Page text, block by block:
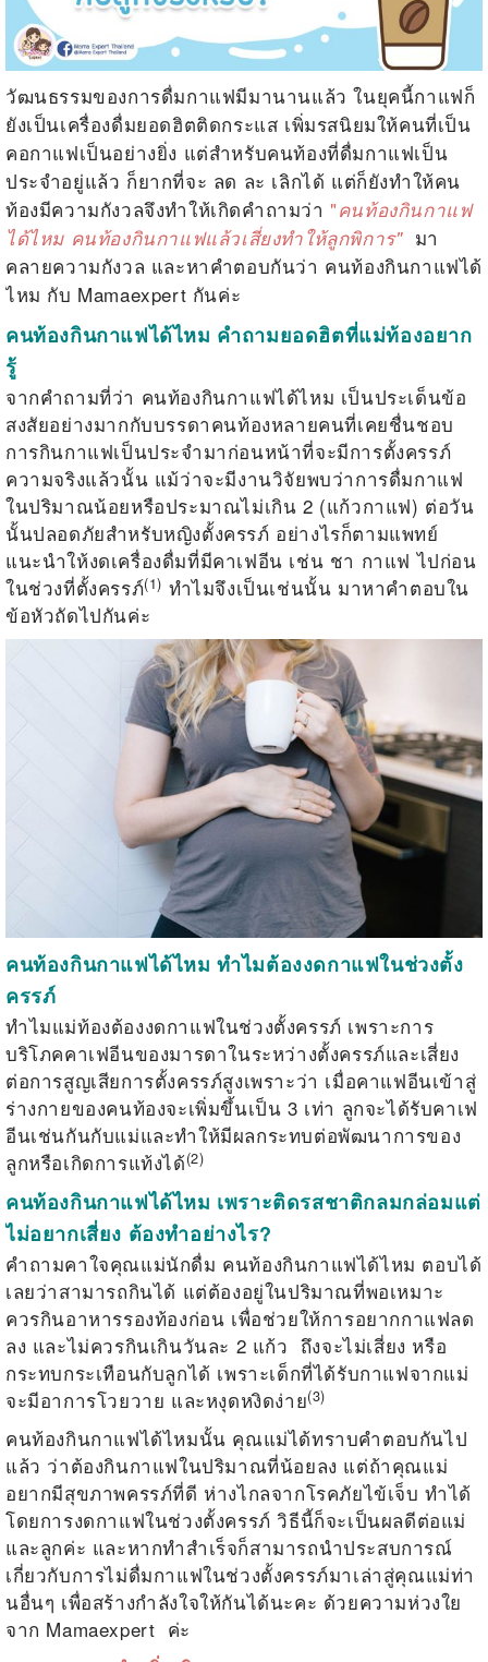
วัฒนธรรมของการดื่มกาแฟมีมานานแล้ว ในยุคนี้กาแฟก็
ยังเป็นเครื่องดื่มยอดฮิตติดกระแส เพิ่มรสนิยมให้คนที่เป็น
คอกาแฟเป็นอย่างยิ่ง แต่สำหรับคนท้องที่ดื่มกาแฟเป็น
ประจำอยู่แล้ว ก็ยากที่จะ ลด ละ เลิกได้ แต่ก็ยังทำให้คน
ท้องมีความกังวลจึงทำให้เกิดคำถามว่า "คนท้องกินกาแฟ
ได้ไหม คนท้องกินกาแฟแล้วเสี่ยงทำให้ลูกพิการ"มา
คลายความกังวล และหาคำตอบกันว่า คนท้องกินกาแฟได้
ไหม กับ Mamaexpert กันค่ะ
คนท้องกินกาแฟได้ไหม คำถามยอดฮิตที่แม่ท้องอยาก
รู้
จากคำถามที่ว่า คนท้องกินกาแฟได้ไหม เป็นประเด็นข้อ
สงสัยอย่างมากกับบรรดาคนท้องหลายคนที่เคยชื่นชอบ
การกินกาแฟเป็นประจำมาก่อนหน้าที่จะมีการตั้งครรภ์
ความจริงแล้วนั้น แม้ว่าจะมีงานวิจัยพบว่าการดื่มกาแฟ
ในปริมาณน้อยหรือประมาณไม่เกิน 2 (แก้วกาแฟ) ต่อวัน
นั้นปลอดภัยสำหรับหญิงตั้งครรภ์ อย่างไรก็ตามแพทย์
แนะนำให้งดเครื่องดื่มที่มีคาเฟอีน เช่น ชา กาแฟ ไปก่อน
ในช่วงที่ตั้งครรภ์(1) ทำไมจึงเป็นเช่นนั้น มาหาคำตอบใน
ข้อหัวถัดไปกันค่ะ
คนท้องกินกาแฟได้ไหม ทำไมต้องงดกาแฟในช่วงตั้ง
ครรภ์
ทำไมแม่ท้องต้องงดกาแฟในช่วงตั้งครรภ์ เพราะการ
บริโภคคาเฟอีนของมารดาในระหว่างตั้งครรภ์และเสี่ยง
ต่อการสูญเสียการตั้งครรภ์สูงเพราะว่า เมื่อคาแฟอีนเข้าสู่
ร่างกายของคนท้องจะเพิ่มขึ้นเป็น 3 เท่า ลูกจะได้รับคาเฟ
อีนเช่นกันกับแม่และทำให้มีผลกระทบต่อพัฒนาการของ
ลูกหรือเกิดการแท้งได้(2)
คนท้องกินกาแฟได้ไหม เพราะติดรสชาติกลมกล่อมแต่
ไม่อยากเสี่ยง ต้องทำอย่างไร?
คำถามคาใจคุณแม่นักดื่ม คนท้องกินกาแฟได้ไหม ตอบได้
เลยว่าสามารถกินได้ แต่ต้องอยู่ในปริมาณที่พอเหมาะ
ควรกินอาหารรองท้องก่อน เพื่อช่วยให้การอยากกาแฟลด
ลง และไม่ควรกินเกินวันละ 2 แก้ว ถึงจะไม่เสี่ยง หรือ
กระทบกระเทือนกับลูกได้ เพราะเด็กที่ได้รับกาแฟจากแม่
จะมีอาการโวยวาย และหงุดหงิดง่าย(3)
คนท้องกินกาแฟได้ไหมนั้น คุณแม่ได้ทราบคำตอบกันไป
แล้ว ว่าต้องกินกาแฟในปริมาณที่น้อยลง แต่ถ้าคุณแม่
อยากมีสุขภาพครรภ์ที่ดี ห่างไกลจากโรคภัยไข้เจ็บ ทำได้
โดยการงดกาแฟในช่วงตั้งครรภ์ วิธีนี้ก็จะเป็นผลดีต่อแม่
และลูกค่ะ และหากทำสำเร็จก็สามารถนำประสบการณ์
เกี่ยวกับการไม่ดื่มกาแฟในช่วงตั้งครรภ์มาเล่าสู่คุณแม่ท่า
นอื่นๆ เพื่อสร้างกำลังใจให้กันได้นะคะ ด้วยความห่วงใย
จาก Mamaexpert ค่ะ